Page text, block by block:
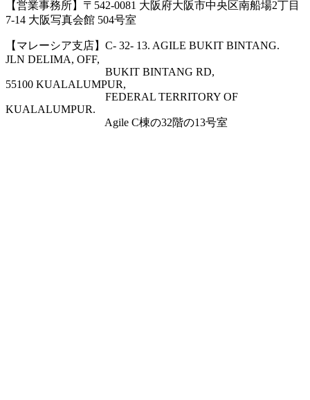
【営業事務所】〒542-0081 大阪府大阪市中央区南船場2丁目
7-14 大阪写真会館 504号室
【マレーシア支店】C- 32- 13. AGILE BUKIT BINTANG.
JLN DELIMA, OFF,
BUKIT BINTANG RD,
55100 KUALALUMPUR,
FEDERAL TERRITORY OF
KUALALUMPUR.
Agile C棟の32階の13号室